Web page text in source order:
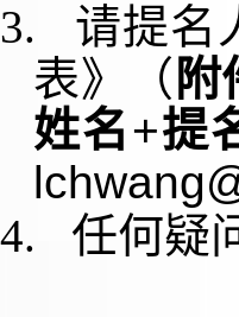
3.
请提名
表》（ 附
姓名+提
4.
任何疑